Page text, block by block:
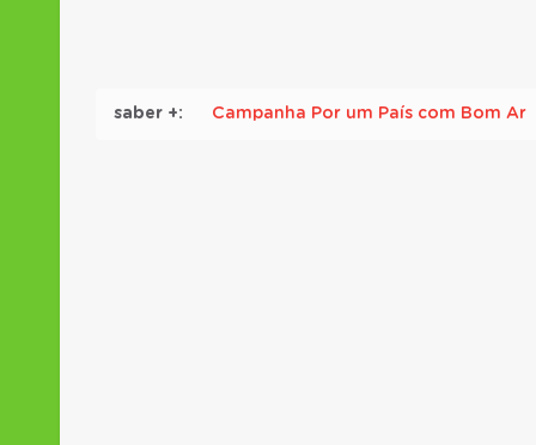
saber +: Campanha Por um País com Bom Ar